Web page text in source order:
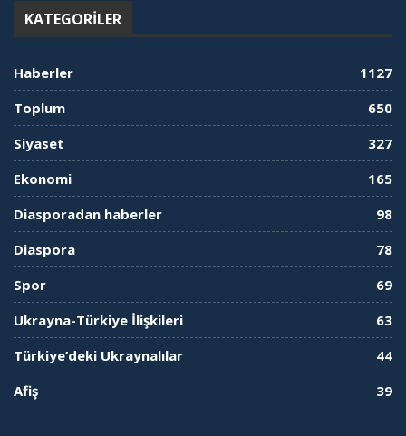
KATEGORILER
Haberler
1127
Toplum
650
Siyaset
327
Ekonomi
165
Diasporadan haberler
98
Diaspora
78
Spor
69
Ukrayna-Türkiye İlişkileri
63
Türkiye’deki Ukraynalılar
44
Afiş
39